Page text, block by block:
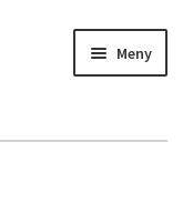
Meny